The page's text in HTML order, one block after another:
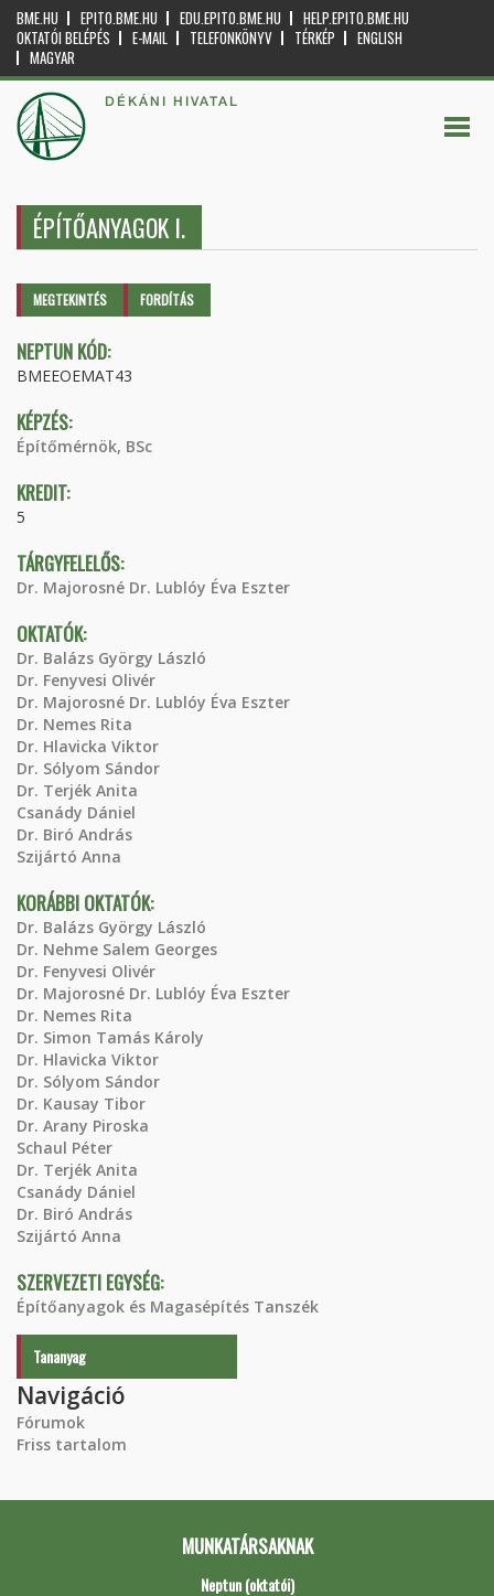
BME.HU EPITO.BME.HU EDU.EPITO.BME.HU
HELP.EPITO.BME.HU
OKTATÓI BELÉPÉS
E-MAIL TELEFONKÖNYV TÉRKÉP
ENGLISH
MAGYAR
DÉKÁNI HIVATAL
ÉPÍTŐANYAGOK I.
Elsődleges fülek
MEGTEKINTÉS (AKTÍVFORDÍTÁS
NEPTUN KÓD:
BMEEOEMAT43
KÉPZÉS:
Építőmérnök, BSc
KREDIT:
5
TÁRGYFELELŐS:
Dr. Majorosné Dr. Lublóy Éva Eszter
OKTATÓK:
Dr. Balázs György László
Dr. Fenyvesi Olivér
Dr. Majorosné Dr. Lublóy Éva Eszter
Dr. Nemes Rita
Dr. Hlavicka Viktor
Dr. Sólyom Sándor
Dr. Terjék Anita
Csanády Dániel
Dr. Biró András
Szijártó Anna
KORÁBBI OKTATÓK:
Dr. Balázs György László
Dr. Nehme Salem Georges
Dr. Fenyvesi Olivér
Dr. Majorosné Dr. Lublóy Éva Eszter
Dr. Nemes Rita
Dr. Simon Tamás Károly
Dr. Hlavicka Viktor
Dr. Sólyom Sándor
Dr. Kausay Tibor
Dr. Arany Piroska
Schaul Péter
Dr. Terjék Anita
Csanády Dániel
Dr. Biró András
Szijártó Anna
SZERVEZETI EGYSÉG:
Építőanyagok és Magasépítés Tanszék
Tananyag
Navigáció
Fórumok
Friss tartalom
MUNKATÁRSAKNAK
Neptun (oktatói)